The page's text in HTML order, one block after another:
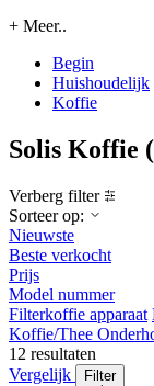
+ Meer..
Begin
Huishoudelijk
Koffie
Solis Koffie
Verberg filter
Sorteer op:
Nieuwste
Beste verkocht
Prijs
Model nummer
Filterkoffie apparaat
Koffie/Thee
12 resultaten
Vergelijk
Filter